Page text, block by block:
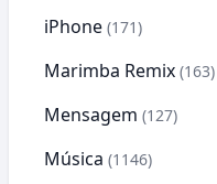
iPhone (171)
Marimba Remix (163)
Mensagem (127)
Música (1146)